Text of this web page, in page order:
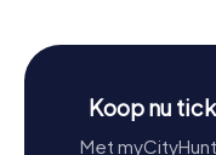
Museum
Het Mataró Museum
diverse collectie die
Koop nu
Met